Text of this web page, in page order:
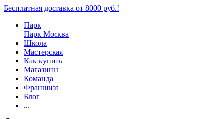
Бесплатная доставка от 8000 руб.!
Парк
Парк Москва
Школа
Мастерская
Как купить
Магазины
Команда
Франшиза
Блог
...